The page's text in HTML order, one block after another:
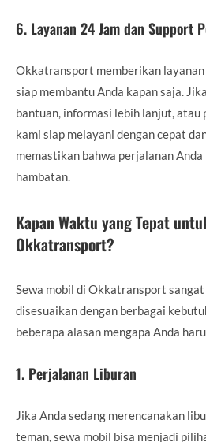
6. Layanan 24 Jam dan Support
Okkatransport memberikan
siap membantu Anda kapan saja.
bantuan, informasi lebih lanjut, atau
kami siap melayani dengan cepat
memastikan bahwa perjalanan
hambatan.
Kapan Waktu yang Tepat
Okkatransport?
Sewa mobil di Okkatransport
disesuaikan dengan berbagai
beberapa alasan mengapa Anda
1. Perjalanan Liburan
Jika Anda sedang merencanakan
teman, sewa mobil bisa menjadi